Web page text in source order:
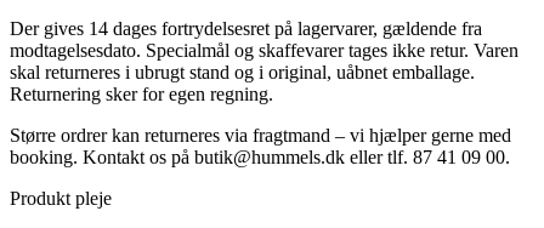
Der gives 14 dages fortrydelsesret på lagervarer, gældende fra
modtagelsesdato. Specialmål og skaffevarer tages ikke retur. Varen
skal returneres i ubrugt stand og i original, uåbnet emballage.
Returnering sker for egen regning.
Større ordrer kan returneres via fragtmand – vi hjælper gerne med
booking. Kontakt os på butik@hummels.dk eller tlf. 87 41 09 00.
Produkt pleje